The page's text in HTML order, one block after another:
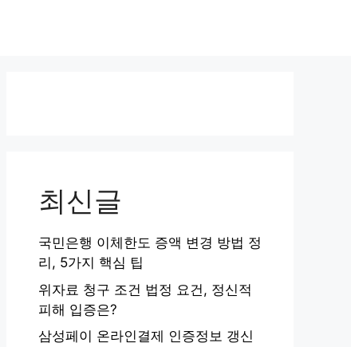
최신글
국민은행 이체한도 증액 변경 방법 정
리, 5가지 핵심 팁
위자료 청구 조건 법정 요건, 정신적
피해 입증은?
삼성페이 온라인결제 인증정보 갱신